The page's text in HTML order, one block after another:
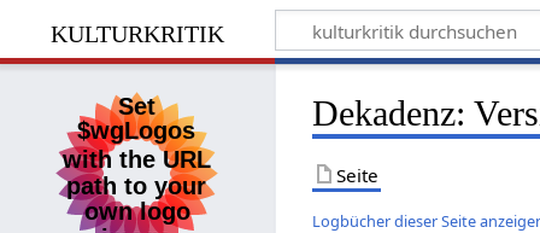
kulturkritik
Dekadenz:
Seite
Logbücher dieser Seite